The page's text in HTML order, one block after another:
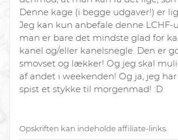
Denne kage (i begge udgaver!) er
Jeg kan kun anbefale denne LCHF-
man er bare det mindste glad for
kanel og/eller kanelsnegle. Den er
smovset og lækker! Og jeg skal
af andet i weekenden! Og ja, jeg har
spist et stykke til morgenmad! :D
Opskriften kan indeholde affiliate-links.